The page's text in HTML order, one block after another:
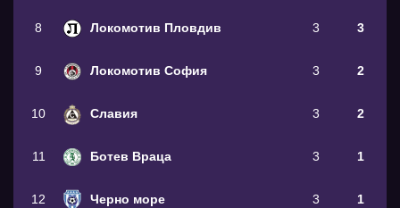
8 Локомотив Пловдив 3 3
9 Локомотив София 3 2
10 Славия 3 2
11 Ботев Враца 3 1
12 Черно море 3 1